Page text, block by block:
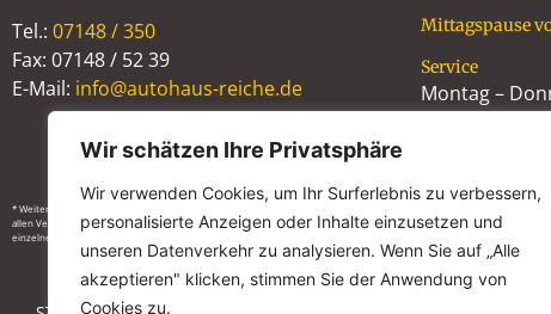
Wir schätzen Ihre Privatsphäre
Wir verwenden Cookies, um Ihr Surferlebnis zu verbessern,
personalisierte Anzeigen oder Inhalte einzusetzen und
unseren Datenverkehr zu analysieren. Wenn Sie auf „Alle
akzeptieren" klicken, stimmen Sie der Anwendung von
Cookies zu.
Tel.: 07148 / 350
Fax: 07148 / 52 39
E-Mail: info@autohaus-reiche.de
Mittagspause
Service
Montag –
Freitag:
* Weitere Informationen zum offiziellen Kraftstoffverbrauch und den offiziellen spezifischen CO2-Emissionen neuer
allen Verkaufsstellen und bei der Deutschen Automobil Treuhand GmbH (DAT) unentgeltlich erhältlich ist. Die
einzelnes Fahrzeug und sind nicht Bestandteil des Angebots, sondern dienen allein Vergleichszwecken zwischen den